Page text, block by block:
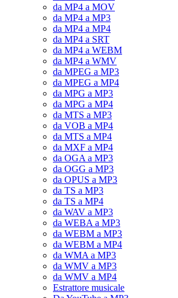
da MP4 a MOV
da MP4 a MP3
da MP4 a MP4
da MP4 a SRT
da MP4 a WEBM
da MP4 a WMV
da MPEG a MP3
da MPEG a MP4
da MPG a MP3
da MPG a MP4
da MTS a MP3
da VOB a MP4
da MTS a MP4
da MXF a MP4
da OGA a MP3
da OGG a MP3
da OPUS a MP3
da TS a MP3
da TS a MP4
da WAV a MP3
da WEBA a MP3
da WEBM a MP3
da WEBM a MP4
da WMA a MP3
da WMV a MP3
da WMV a MP4
Estrattore musicale